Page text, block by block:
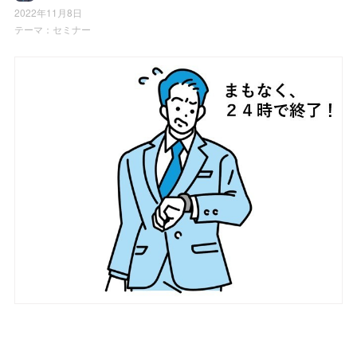
2022年11月8日
テーマ： セミナー